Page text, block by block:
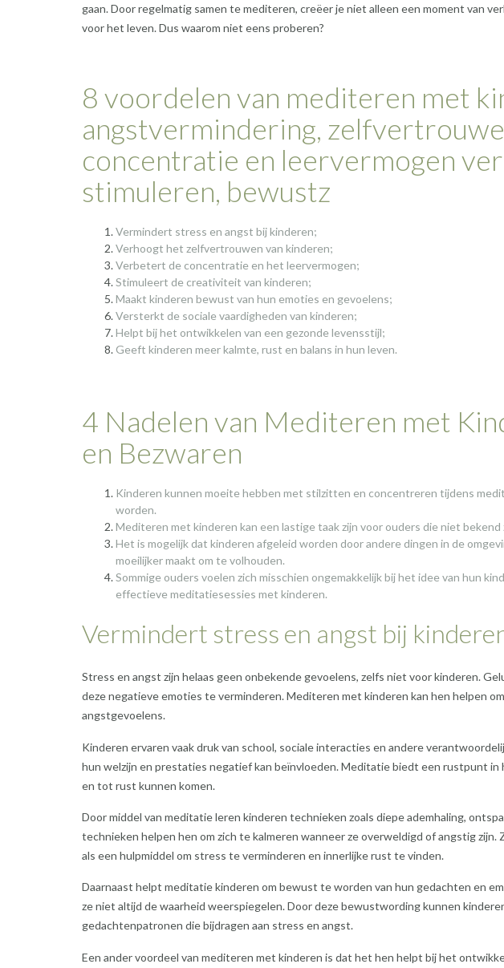
gaan. Door regelmatig samen te mediteren, creëer je niet alleen een moment van
voor het leven. Dus waarom niet eens proberen?
8 voordelen van mediteren met
angstvermindering,
concentratie en leervermogen
stimuleren, bewustz
Vermindert stress en angst bij kinderen;
Verhoogt het zelfvertrouwen van kinderen;
Verbetert de concentratie en het leervermogen;
Stimuleert de creativiteit van kinderen;
Maakt kinderen bewust van hun emoties en gevoelens;
Versterkt de sociale vaardigheden van kinderen;
Helpt bij het ontwikkelen van een gezonde levensstijl;
Geeft kinderen meer kalmte, rust en balans in hun leven.
4 Nadelen van Mediteren met
en Bezwaren
Kinderen kunnen moeite hebben met stilzitten en concentreren tijdens
worden.
Mediteren met kinderen kan een lastige taak zijn voor ouders die niet
Het is mogelijk dat kinderen afgeleid worden door andere dingen in de
moeilijker maakt om te volhouden.
Sommige ouders voelen zich misschien ongemakkelijk bij het idee van hun
effectieve meditatiesessies met kinderen.
Vermindert stress en angst bij
Stress en angst zijn helaas geen onbekende gevoelens, zelfs niet voor kinderen.
deze negatieve emoties te verminderen. Mediteren met kinderen kan hen helpen
angstgevoelens.
Kinderen ervaren vaak druk van school, sociale interacties en andere
hun welzijn en prestaties negatief kan beïnvloeden. Meditatie biedt een rustpunt in
en tot rust kunnen komen.
Door middel van meditatie leren kinderen technieken zoals diepe ademhaling,
technieken helpen hen om zich te kalmeren wanneer ze overweldigd of angstig zijn.
als een hulpmiddel om stress te verminderen en innerlijke rust te vinden.
Daarnaast helpt meditatie kinderen om bewust te worden van hun gedachten en
ze niet altijd de waarheid weerspiegelen. Door deze bewustwording kunnen
gedachtenpatronen die bijdragen aan stress en angst.
Een ander voordeel van mediteren met kinderen is dat het hen helpt bij het